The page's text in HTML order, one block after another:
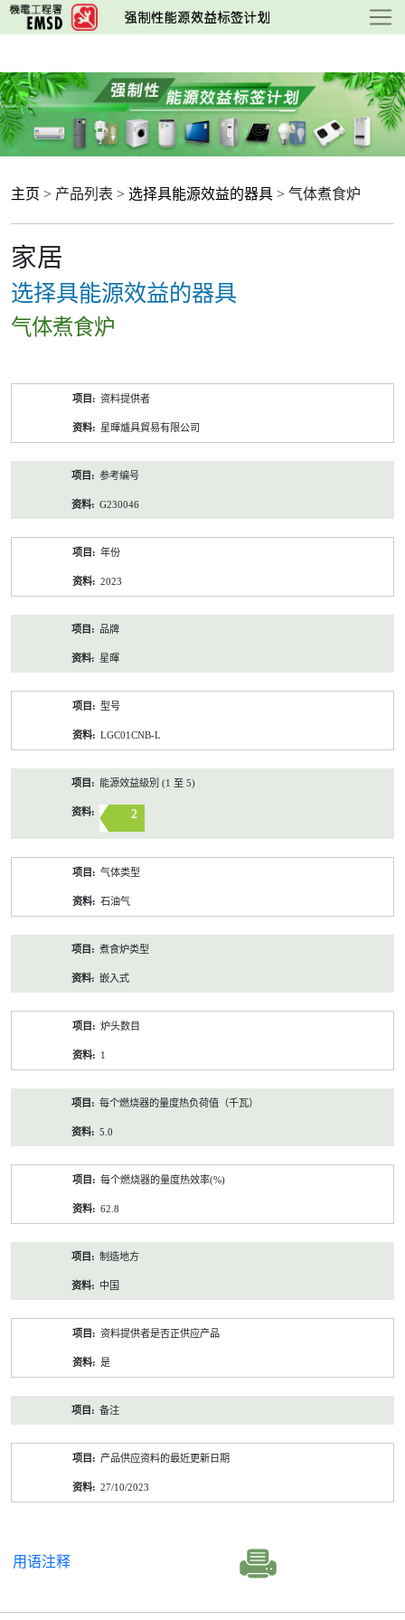
跳
至
要
内
容
主页 > 产品列表 > 选择具能源效益的器具 > 气体煮食炉
家居
选择具能源效益的器具
气体煮食炉
资料提供者
星暉爐具貿易有限公司
参考编号
G230046
年份
2023
品牌
星暉
型号
LGC01CNB-L
能源效益級別 (1 至 5)
2
气体类型
石油气
煮食炉类型
嵌入式
炉头数目
1
每个燃烧器的量度热负荷值（千瓦）
5.0
每个燃烧器的量度热效率(%)
62.8
制造地方
中国
资料提供者是否正供应产品
是
备注
产品供应资料的最近更新日期
27/10/2023
用语注释